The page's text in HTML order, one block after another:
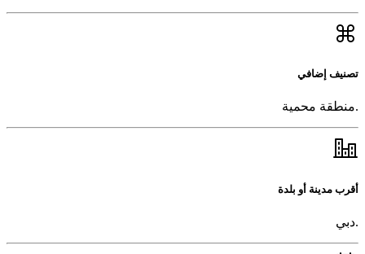
تصنيف إضافي
.منطقة محمية
أقرب مدينة أو بلدة
.دبي